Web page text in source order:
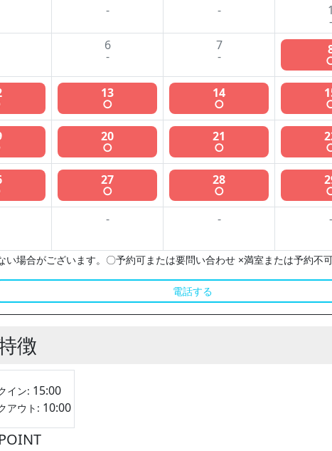
- - 1
-
6
-
7
-
13
○
14
○
20
○
21
○
27
○
28
○
- - -
場合がございます。〇予約可または要問い合わせ ×満室または予約不
電話する
徴
イン: 15:00
アウト: 10:00